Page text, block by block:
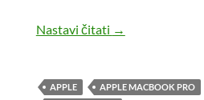
Nastavi čitati Apple nakon
→
APPLE APPLE MACBOOK PRO